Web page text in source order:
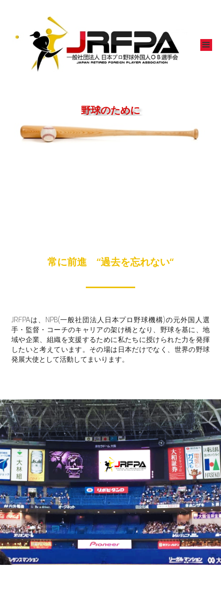
野球のために
常に前進 “過去を忘れない“
JRFPAは、NPB(一般社団法人日本プロ野球機構)の元外国人選
手・監督・コーチのキャリアの架け橋となり、野球を基に、地
域や企業、組織を支援するために私たちに授けられた力を発揮
したいと考えています。その場は日本だけでなく、世界の野球
発展大使として活動してまいります。